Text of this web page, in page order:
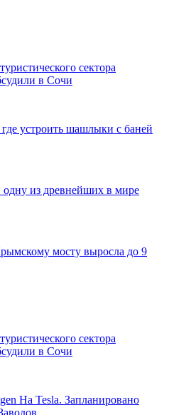
сектора
в Сочи
устроить шашлыки с баней
из древнейших в мире
мосту выросла до 9
сектора
в Сочи
На Tesla. Запланировано